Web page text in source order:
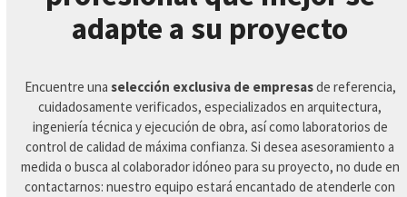
adapte a su proyecto
Encuentre una selección exclusiva de empresasde referencia,
cuidadosamente verificados, especializados en arquitectura,
ingeniería técnica y ejecución de obra, así como laboratorios de
control de calidad de máxima confianza. Si desea asesoramiento a
medida o busca al colaborador idóneo para su proyecto, no dude en
contactarnos: nuestro equipo estará encantado de atenderle con